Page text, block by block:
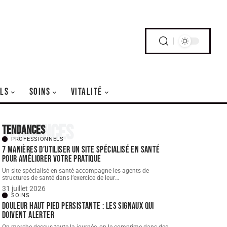
SOINS VITALITÉ
Tendances
Tendances
PROFESSIONNELS
7 manières d’utiliser un site spécialisé en santé
pour améliorer votre pratique
Un site spécialisé en santé accompagne les agents de
structures de santé dans l’exercice de leur…
31 juillet 2026
SOINS
Douleur haut pied persistante : les signaux qui
doivent alerter